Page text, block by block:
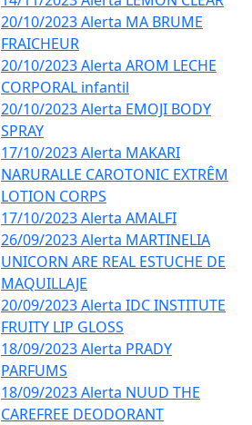
20/10/2023 Alerta MA BRUME
FRAICHEUR
20/10/2023 Alerta AROM LECHE
CORPORAL infantil
20/10/2023 Alerta EMOJI BODY
SPRAY
17/10/2023 Alerta MAKARI
NARURALLE CAROTONIC EXTRÊM
LOTION CORPS
17/10/2023 Alerta AMALFI
26/09/2023 Alerta MARTINELIA
UNICORN ARE REAL ESTUCHE DE
MAQUILLAJE
20/09/2023 Alerta IDC INSTITUTE
FRUITY LIP GLOSS
18/09/2023 Alerta PRADY
PARFUMS
18/09/2023 Alerta NUUD THE
CAREFREE DEODORANT